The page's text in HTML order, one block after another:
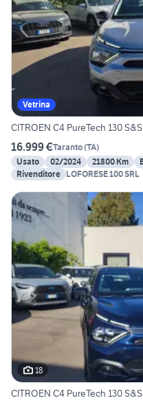
Vetrina
CITROEN C4 PureTech 130
16.999 €Taranto(TA)
Usato
02/2024 21800 Km
Rivenditore LOFORESE 100 SRL
18
CITROEN C4 PureTech 130